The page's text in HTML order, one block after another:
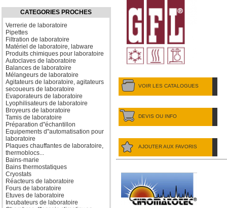
CATEGORIES PROCHES
Verrerie de laboratoire
Pipettes
Filtration de laboratoire
Matériel de laboratoire, labware
Produits chimiques pour laboratoire
Autoclaves de laboratoire
Balances de laboratoire
Mélangeurs de laboratoire
Agitateurs de laboratoire, agitateurs
secoueurs de laboratoire
Evaporateurs de laboratoire
Lyophilisateurs de laboratoire
Broyeurs de laboratoire
Tamis de laboratoire
Préparation d''échantillon
Equipements d''automatisation pour
laboratoire
Plaques chauffantes de laboratoire,
thermoblocs...
Bains-marie
Bains thermostatiques
Cryostats
Réacteurs de laboratoire
Fours de laboratoire
Etuves de laboratoire
Incubateurs de laboratoire
VOIR LES CATALOGUES
DEVIS OU INFO
AJOUTER AUX FAVORIS